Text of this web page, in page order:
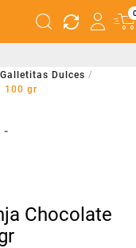
Galletitas Dulces
100 gr
Chocolate